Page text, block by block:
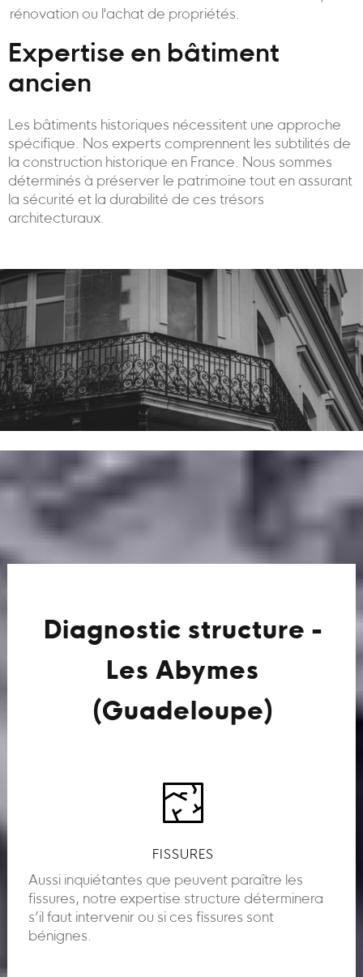
rénovation ou l'achat de propriétés.
Expertise en bâtiment
ancien
Les bâtiments historiques nécessitent une approche
spécifique. Nos experts comprennent les subtilités de
la construction historique en France. Nous sommes
déterminés à préserver le patrimoine tout en assurant
la sécurité et la durabilité de ces trésors
architecturaux.
Diagnostic structure -
Les Abymes
(Guadeloupe)
FISSURES
Aussi inquiétantes que peuvent paraître les
fissures, notre expertise structure déterminera
s’il faut intervenir ou si ces fissures sont
bénignes.